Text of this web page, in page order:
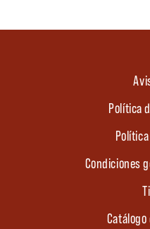
Política
Condiciones